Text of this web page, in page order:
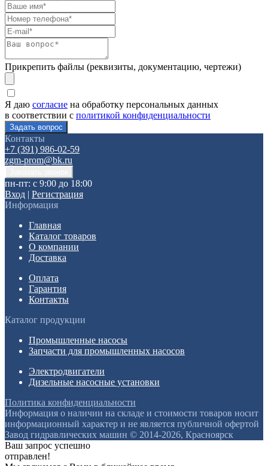
Прикрепить файлы (реквизиты, документацию, чертежи)
Я даю согласие на обработку персональных данных
в соответствии с политикой конфиденциальности
Контакты
+7 (391) 986-02-59
zgm-prom@bk.ru
пн-пт: с 9:00 до 18:00
Вход | Регистрация
Информация
Главная
Каталог товаров
О компании
Доставка
Оплата
Гарантия
Контакты
Каталог продукции
Промышленные насосы
Запчасти для промышленных насосов
Электродвигатели
Дизельные насосные установки
Политика конфиденциальности
Информация о наличии на складе и стоимости товаров носит
информационный характер и не является публичной офертой
Завод гидравлических машин © 2014-2026, Красноярск
Ваш запрос успешно
отправлен!